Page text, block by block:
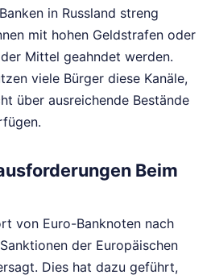
in Russland streng
mit hohen Geldstrafen oder
Mittel geahndet werden.
viele Bürger diese Kanäle,
über ausreichende Bestände
Beim
von Euro-Banknoten nach
der Europäischen
Dies hat dazu geführt,